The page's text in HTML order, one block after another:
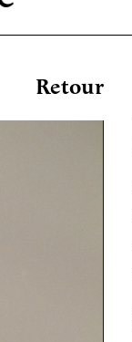
Retour